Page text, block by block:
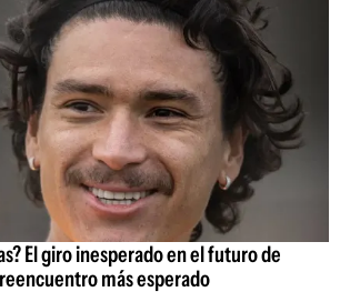
El giro inesperado en el futuro de
más esperado